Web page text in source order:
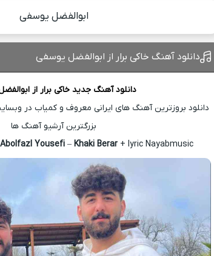
ابوالفضل یوسفی
دانلود آهنگ خاکی برار از ابوالفضل یوسفی
دانلود آهنگ جدید خاکی برار از
دانلود بروزترین آهنگ های ایرانی معروف و کمیاب در
بزرگترین آرشیو آهنگ ها
Abolfazl Yousefi– Khaki Berar+ lyric Nayabmusic